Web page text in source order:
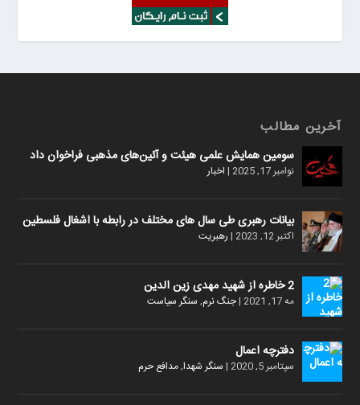
آخرین مطالب
سومین همایش علمی هیئت و آئین‌های مذهبی فراخوان داد
نوامبر 17, 2025 | اخبار
بیانات رهبری طی سال های مختلف در رابطه با اشغال فلسطین
اکتبر 12, 2023 | رهبریت
2 خاطره از شهید مهدی زین الدین
مه 17, 2021 |جنگ نرم, سنگر سیاست
دفترچه اعمال
سپتامبر 5, 2020 | سنگر شهدا,مدافع حرم